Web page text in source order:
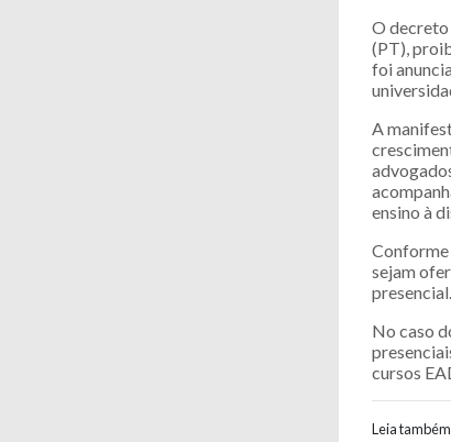
O decreto
(PT),
foi
A
ensino à
Conforme
sejam
presencial.
No caso
cursos
Leia